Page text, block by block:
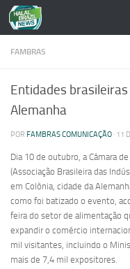
Skip to content
FAMBRAS
Entidades
Alemanha
POR FAMBRAS COMUNICAÇÃO · 11
Dia 10 de outubro, a Câmara
(Associação Brasileira das
em Colônia, cidade da
como foi batizado o evento,
feira do setor de alimentação
expandir o comércio
mil visitantes, incluindo o
mais de 7,4 mil expositores.